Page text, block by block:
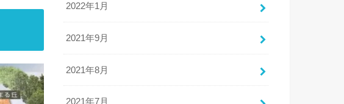
2022年1月
2021年9月
2021年8月
2021年7月